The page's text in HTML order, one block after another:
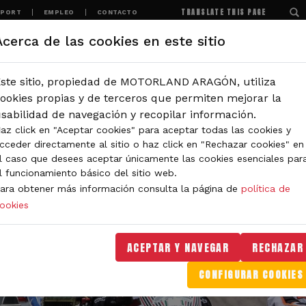
EMPLEO CONTACTO TRANSLATE THIS PAGE
de las cookies en este sitio
sitio, propiedad de MOTORLAND ARAGÓN, utiliza
propias y de terceros que permiten mejorar la
de navegación y recopilar información.
click en "Aceptar cookies" para aceptar todas las cookies y
directamente al sitio o haz click en "Rechazar cookies" en
caso que desees aceptar únicamente las cookies esenciales
funcionamiento básico del sitio web.
obtener más información consulta la página de política de
ACEPTAR Y NAVEGAR RECHAZAR
CONFIGURAR COOKIES